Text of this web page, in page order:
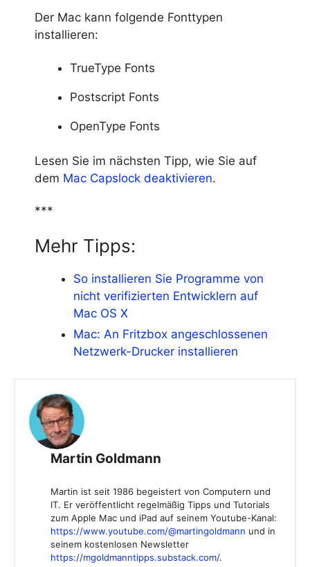
Der Mac kann folgende Fonttypen
installieren:
TrueType Fonts
Postscript Fonts
OpenType Fonts
Lesen Sie im nächsten Tipp, wie Sie auf
dem Mac Capslock deaktivieren.
***
Mehr Tipps:
So installieren Sie Programme von
nicht verifizierten Entwicklern auf
Mac OS X
Mac: An Fritzbox angeschlossenen
Netzwerk-Drucker installieren
Martin Goldmann
Martin ist seit 1986 begeistert von Computern und
IT. Er veröffentlicht regelmäßig Tipps und Tutorials
zum Apple Mac und iPad auf seinem Youtube-Kanal:
https://www.youtube.com/@martingoldmann und in
seinem kostenlosen Newsletter
https://mgoldmanntipps.substack.com/.